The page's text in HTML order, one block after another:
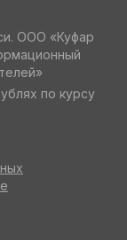
ООО «Куфар
по курсу